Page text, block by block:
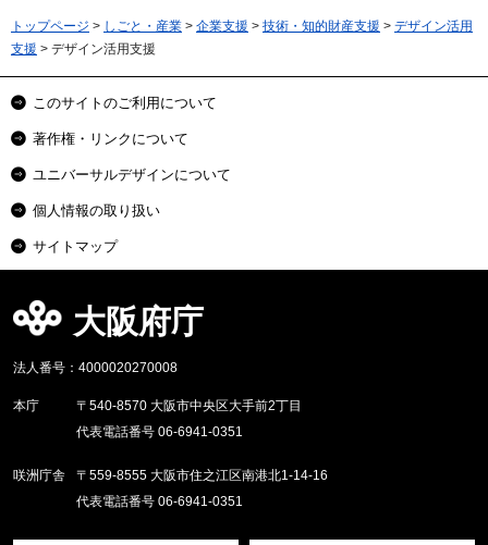
トップページ > しごと・産業 > 企業支援 > 技術・知的財産支援 > デザイン活用
支援 > デザイン活用支援
このサイトのご利用について
著作権・リンクについて
ユニバーサルデザインについて
個人情報の取り扱い
サイトマップ
大阪府庁
法人番号：4000020270008
本庁
〒540-8570 大阪市中央区大手前2丁目
代表電話番号 06-6941-0351
咲洲庁舎
〒559-8555 大阪市住之江区南港北1-14-16
代表電話番号 06-6941-0351